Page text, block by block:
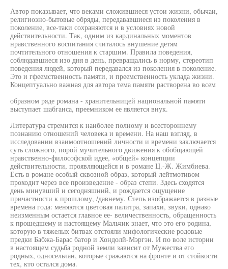
Автор показывает, что веками сложившиеся устои жизни, обычаи,
религиозно-бытовые обряды, передававшиеся из поколения в
поколение, все-таки сохраняются и в условиях новой
действительности. Так, одним из кардинальных моментов
нравственного воспитания считалось внушение детям
почтительного отношения к старшим. Правила поведения,
соблюдавшиеся изо дня в день, превращались в норму, стереотип
поведения людей, который передавался из поколения в поколение.
Это и гфеемственность памяти, и преемственность уклада жизни.
Концептуально важная для автора тема памяти растворена во всем
образном ряде романа - хранительницей национальной памяти
выступает шабганса, преемником ее является внук.
Литература стремится к наиболее полному и всестороннему
познанию отношений человека и времени. На наш взгляд, в
исследовании взаимоотношений личности и времени заключается
суть сложного, порой мучительного движения к обобщающей
нравственно-философской идее, «общей» концепции
действительности, проявляющейся и в романе Ц.-Ж. Жимбиева.
Есть в романе особый сквозной образ, который лейтмотивом
проходит через все произведение - образ степи. Здесь сходятся
день минувший и сегодняшний, и рождается ощущение
причастности к прошлому, /давнему. Степь изображается в разные
времена года: меняются цветовая палитра, запахи, звуки, однако
неизменным остается главное ее- величественность, обращенность
к прошедшему и настоящему Мальчик знает, что это его родина,
которую в тяжелых битвах отстояли мифологические родовые
предки Бабжа-Барас батор и Хондолй-Мэргэн. И по воле истории
в настоящем судьба родной земли зависит от Мужества его
родных, односельчан, которые сражаются на фронте и от стойкости
тех, кто остался дома.